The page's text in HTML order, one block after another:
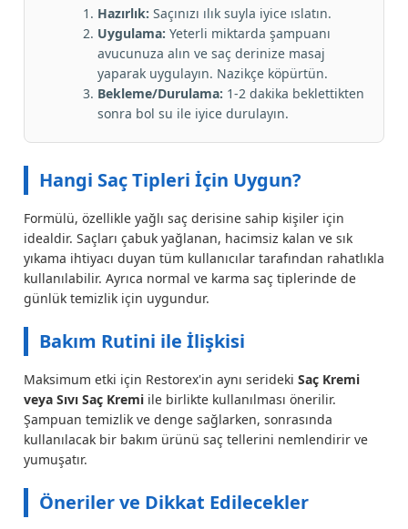
Hazırlık: Saçınızı ılık suyla iyice ıslatın.
Uygulama: Yeterli miktarda şampuanı
avucunuza alın ve saç derinize masaj
yaparak uygulayın. Nazikçe köpürtün.
Bekleme/Durulama: 1-2 dakika beklettikten
sonra bol su ile iyice durulayın.
Hangi Saç Tipleri İçin Uygun?
Formülü, özellikle yağlı saç derisine sahip kişiler için
idealdir. Saçları çabuk yağlanan, hacimsiz kalan ve sık
yıkama ihtiyacı duyan tüm kullanıcılar tarafından rahatlıkla
kullanılabilir. Ayrıca normal ve karma saç tiplerinde de
günlük temizlik için uygundur.
Bakım Rutini ile İlişkisi
Maksimum etki için Restorex'in aynı serideki Saç Kremi
veya Sıvı Saç Kremi ile birlikte kullanılması önerilir.
Şampuan temizlik ve denge sağlarken, sonrasında
kullanılacak bir bakım ürünü saç tellerini nemlendirir ve
yumuşatır.
Öneriler ve Dikkat Edilecekler